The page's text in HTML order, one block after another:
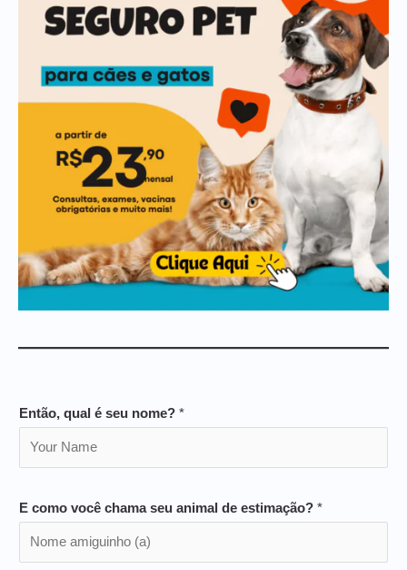
Então, qual é seu nome? *
E como você chama seu animal de estimação? *